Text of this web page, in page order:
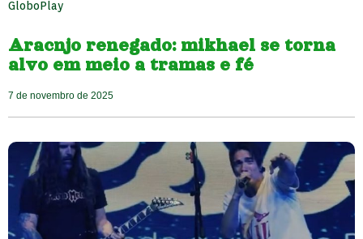
GloboPlay
Aracnjo renegado: mikhael se torna
alvo em meio a tramas e fé
7 de novembro de 2025